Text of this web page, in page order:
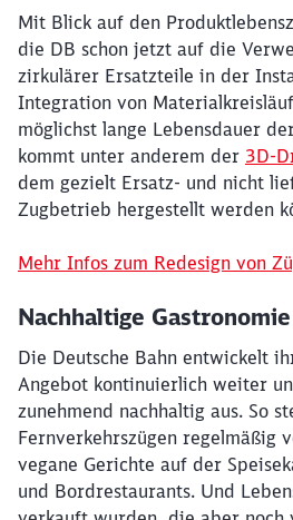
Mit Blick auf den
die DB schon jetzt auf die
zirkulärer Ersatzteile in der
Integration von
möglichst lange Lebensdauer
kommt unter anderem der 3D-
dem gezielt Ersatz- und nicht
Zugbetrieb hergestellt werden
Mehr Infos zum Redesign von
Nachhaltige Gastronomie
Die Deutsche Bahn entwickelt
Angebot kontinuierlich weiter
zunehmend nachhaltig aus. So
Fernverkehrszügen regelmäßig
vegane Gerichte auf der
und Bordrestaurants. Und